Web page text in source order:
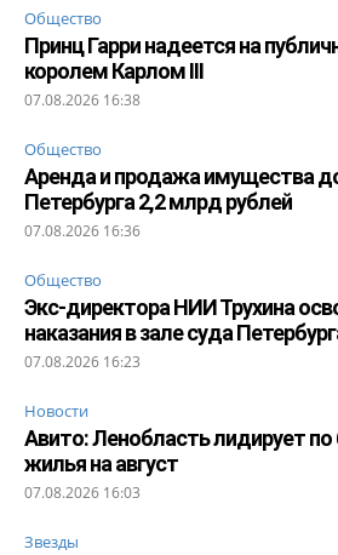
Общество
Принц Гарри надеется на
королем Карлом III
07.08.2026 16:38
Общество
Аренда и продажа имущества
Петербурга 2,2 млрд рублей
07.08.2026 16:36
Общество
Экс-директора НИИ Трухина
наказания в зале суда
07.08.2026 16:23
Новости
Авито: Ленобласть лидирует
жилья на август
07.08.2026 16:03
Звезды